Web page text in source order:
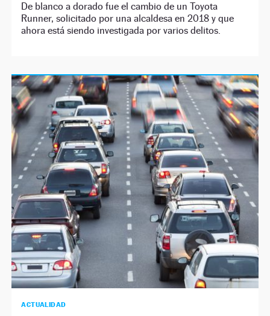
De blanco a dorado fue el cambio de un Toyota
Runner, solicitado por una alcaldesa en 2018 y que
ahora está siendo investigada por varios delitos.
ACTUALIDAD